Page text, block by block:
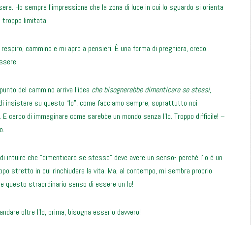
Ho sempre l’impressione che la zona di luce in cui lo sguardo si orienta
troppo limitata.
respiro, cammino e mi apro a pensieri. È una forma di preghiera, credo.
del cammino arriva l’idea che bisognerebbe dimenticare se stessi,
insistere su questo “Io”, come facciamo sempre, soprattutto noi
cerco di immaginare come sarebbe un mondo senza l’Io. Troppo difficile! –
intuire che “dimenticare se stesso” deve avere un senso- perché l’Io è un
stretto in cui rinchiudere la vita. Ma, al contempo, mi sembra proprio
questo straordinario senso di essere un Io!
oltre l’Io, prima, bisogna esserlo davvero!